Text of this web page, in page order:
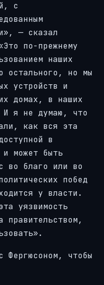
с
— сказал
по-прежнему
наших
остального, но мы
устройств и
домах, в наших
И я не думаю, что
как вся эта
в
и может быть
во благо или во
побед
у власти.
уязвимость
правительством,
Фергюсоном, чтобы